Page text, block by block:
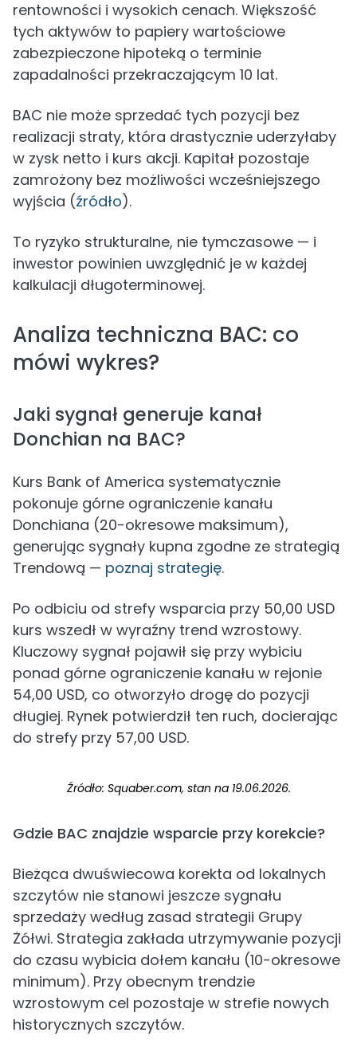
rentowności i wysokich cenach. Większość
tych aktywów to papiery wartościowe
zabezpieczone hipoteką o terminie
zapadalności przekraczającym 10 lat.
BAC nie może sprzedać tych pozycji bez
realizacji straty, która drastycznie uderzyłaby
w zysk netto i kurs akcji. Kapitał pozostaje
zamrożony bez możliwości wcześniejszego
wyjścia (źródło).
To ryzyko strukturalne, nie tymczasowe — i
inwestor powinien uwzględnić je w każdej
kalkulacji długoterminowej.
Analiza techniczna BAC: co
mówi wykres?
Jaki sygnał generuje kanał
Donchian na BAC?
Kurs Bank of America systematycznie
pokonuje górne ograniczenie kanału
Donchiana (20-okresowe maksimum),
generując sygnały kupna zgodne ze strategią
Trendową — poznaj strategię.
Po odbiciu od strefy wsparcia przy 50,00 USD
kurs wszedł w wyraźny trend wzrostowy.
Kluczowy sygnał pojawił się przy wybiciu
ponad górne ograniczenie kanału w rejonie
54,00 USD, co otworzyło drogę do pozycji
długiej. Rynek potwierdził ten ruch, docierając
do strefy przy 57,00 USD.
Źródło: Squaber.com, stan na 19.06.2026.
Gdzie BAC znajdzie wsparcie przy korekcie?
Bieżąca dwuświecowa korekta od lokalnych
szczytów nie stanowi jeszcze sygnału
sprzedaży według zasad strategii Grupy
Żółwi. Strategia zakłada utrzymywanie pozycji
do czasu wybicia dołem kanału (10-okresowe
minimum). Przy obecnym trendzie
wzrostowym cel pozostaje w strefie nowych
historycznych szczytów.